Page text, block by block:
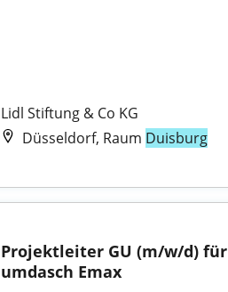
Lidl Stiftung & Co KG
Düsseldorf, Raum Duisburg
Projektleiter GU (m/w/d) für
umdasch Emax